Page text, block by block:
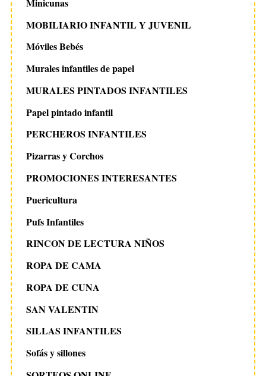
MOBILIARIO INFANTIL Y JUVENIL
Móviles Bebés
Murales infantiles de papel
MURALES PINTADOS INFANTILES
Papel pintado infantil
PERCHEROS INFANTILES
Pizarras y Corchos
PROMOCIONES INTERESANTES
Puericultura
Pufs Infantiles
RINCON DE LECTURA NIÑOS
ROPA DE CAMA
ROPA DE CUNA
SAN VALENTIN
SILLAS INFANTILES
Sofás y sillones